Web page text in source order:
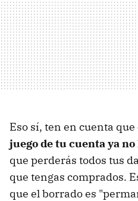
Eso sí, ten en cuenta que
juego de tu cuenta ya
que perderás todos tus
que tengas comprados.
que el borrado es